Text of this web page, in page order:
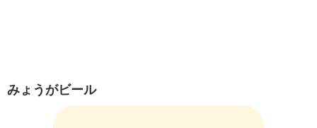
みょうがビール